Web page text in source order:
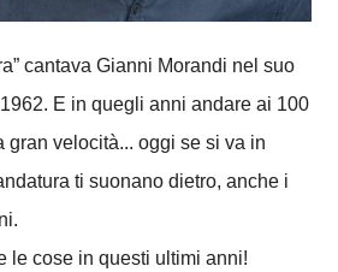
cantava Gianni Morandi nel suo
E in quegli anni andare ai 100
gran velocità... oggi se si va in
ti suonano dietro, anche i
le cose in questi ultimi anni!